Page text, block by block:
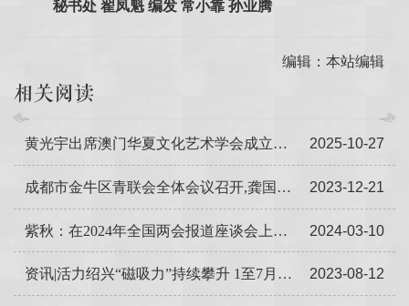
秘书处 翟凤魁 编发 常小靠 孙业腾
编辑：本站编辑
相关阅读
2025-10-27
黄光宇出席澳门华夏文化艺术学会成立二十周年作品展
2023-12-21
成都市金牛区青联会全体会议召开,龚国林当选第一届委员会委员
2024-03-10
紫秋：在2024年全国两会报道座谈会上的讲话
2023-08-12
资讯|活力绍兴“磁吸力”持续攀升 1至7月全市新引进高校毕业生8.8万余名